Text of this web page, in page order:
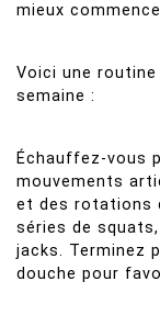
mieux
Voici une
semaine :
Échauffez-vous
mouvements
et des rotations
séries de
jacks. Terminez
douche pour